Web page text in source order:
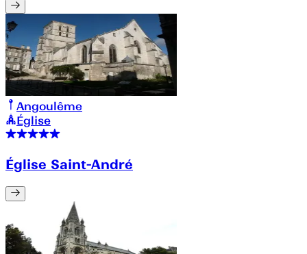
Angoulême
Église
Église Saint-André